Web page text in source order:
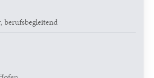
berufsbegleitend